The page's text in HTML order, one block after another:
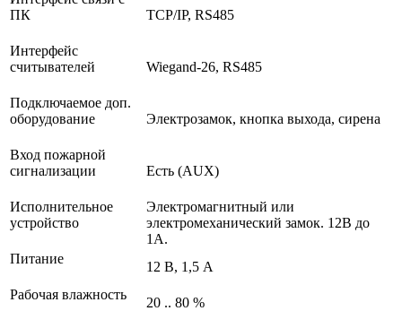
ПК
TCP/IP, RS485
Интерфейс
считывателей
Wiegand-26, RS485
Подключаемое доп.
оборудование
Электрозамок, кнопка выхода, сирена
Вход пожарной
сигнализации
Есть (AUX)
Исполнительное
устройство
Электромагнитный или
электромеханический замок. 12В до
1А.
Питание
12 В, 1,5 А
Рабочая влажность
20 .. 80 %